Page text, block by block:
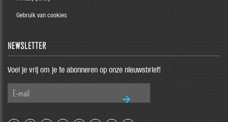
Gebruik van cookies
NEWSLETTER
Voel je vrij om je te abonneren op onze nieuwsbrief!